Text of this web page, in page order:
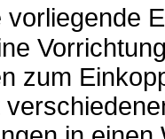
vorliegende
zum